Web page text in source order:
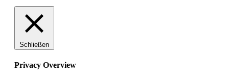
Schließen
Privacy Overview